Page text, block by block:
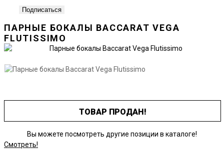
ПАРНЫЕ БОКАЛЫ BACCARAT VEGA
FLUTISSIMO
ТОВАР ПРОДАН!
Вы можете посмотреть другие позиции в каталоге!
Смотреть!